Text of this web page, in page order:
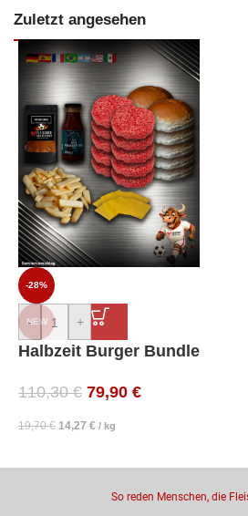
Zuletzt angesehen
-28%
NEW
- +
Halbzeit Burger Bundle
110,30€ 79,90 €
19,70€ 14,27 € / kg
So reden Menschen, die